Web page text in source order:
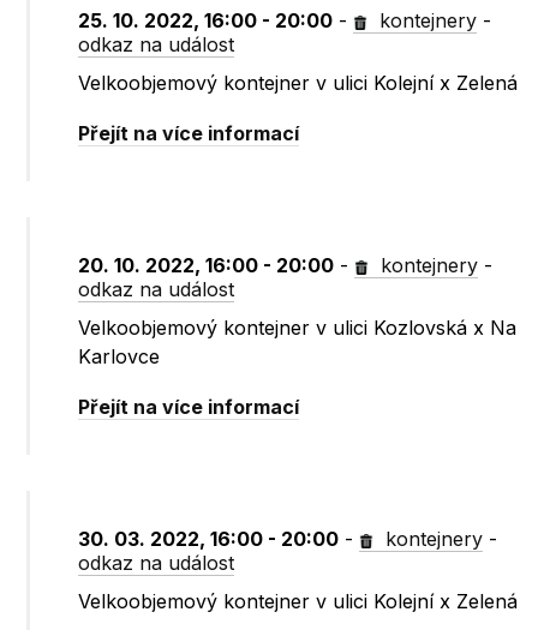
25. 10. 2022, 16:00 - 20:00 - kontejnery -
odkaz na událost
Velkoobjemový kontejner v ulici Kolejní x Zelená
Přejít na více informací
20. 10. 2022, 16:00 - 20:00 - kontejnery -
odkaz na událost
Velkoobjemový kontejner v ulici Kozlovská x Na
Karlovce
Přejít na více informací
30. 03. 2022, 16:00 - 20:00 - kontejnery -
odkaz na událost
Velkoobjemový kontejner v ulici Kolejní x Zelená